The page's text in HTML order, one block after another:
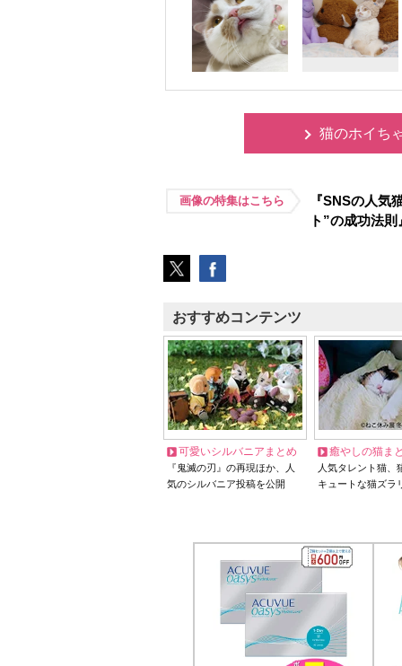
猫のホイち
画像の特集はこちら
『SNSの人気
ト”の成功法
おすすめコンテンツ
可愛いシルバニアまとめ
『鬼滅の刃』の再現ほか、人
気のシルバニア投稿を公開
癒やしの猫ま
人気タレント猫
キュートな猫ズラ